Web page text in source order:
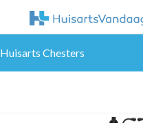
Huisarts Chesters